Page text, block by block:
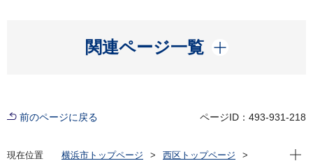
関連ページ一覧
開く
前のページに戻る ページID：493-931-218
現在位置 横浜市トップページ
西区トップページ
現在